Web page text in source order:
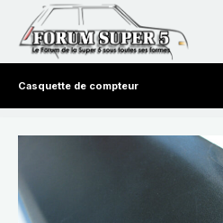
Casquette de compteur